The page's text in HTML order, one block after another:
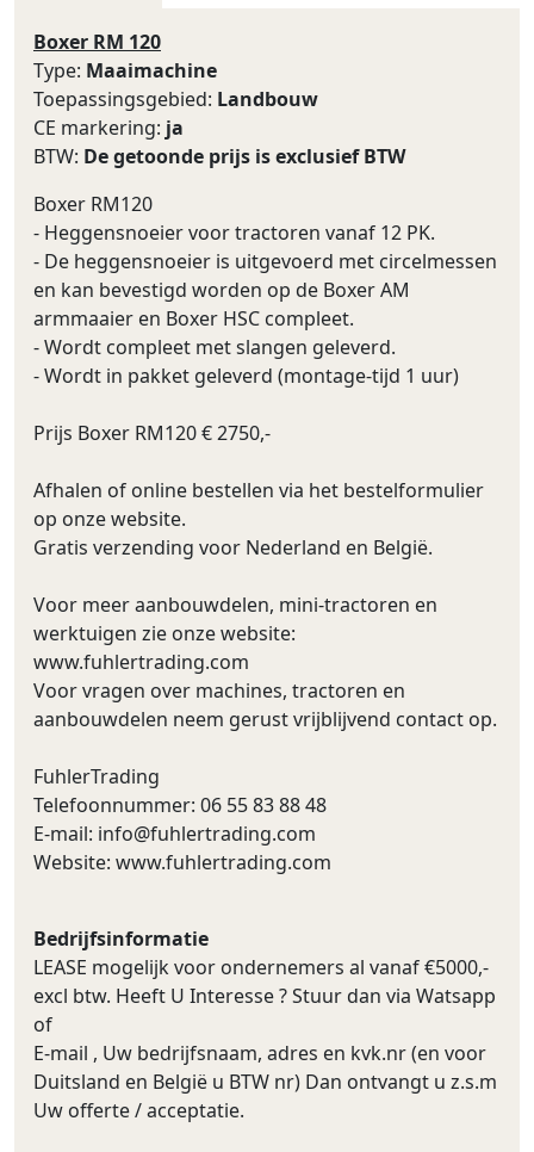
Boxer RM 120
Type: Maaimachine
Toepassingsgebied: Landbouw
CE markering: ja
BTW: De getoonde prijs is exclusief BTW
Boxer RM120
- Heggensnoeier voor tractoren vanaf 12 PK.
- De heggensnoeier is uitgevoerd met circelmessen
en kan bevestigd worden op de Boxer AM
armmaaier en Boxer HSC compleet.
- Wordt compleet met slangen geleverd.
- Wordt in pakket geleverd (montage-tijd 1 uur)
Prijs Boxer RM120 € 2750,-
Afhalen of online bestellen via het bestelformulier
op onze website.
Gratis verzending voor Nederland en België.
Voor meer aanbouwdelen, mini-tractoren en
werktuigen zie onze website:
www.fuhlertrading.com
Voor vragen over machines, tractoren en
aanbouwdelen neem gerust vrijblijvend contact op.
FuhlerTrading
Telefoonnummer: 06 55 83 88 48
E-mail: info@fuhlertrading.com
Website: www.fuhlertrading.com
Bedrijfsinformatie
LEASE mogelijk voor ondernemers al vanaf €5000,-
excl btw. Heeft U Interesse ? Stuur dan via Watsapp
of
E-mail , Uw bedrijfsnaam, adres en kvk.nr (en voor
Duitsland en België u BTW nr) Dan ontvangt u z.s.m
Uw offerte / acceptatie.